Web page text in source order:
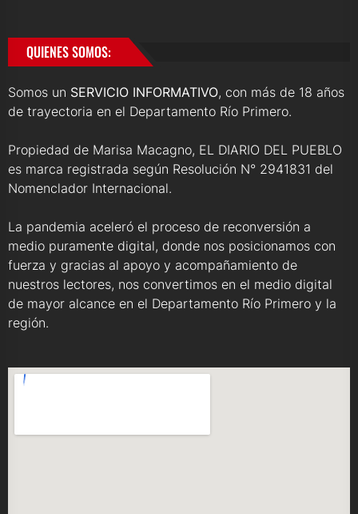
QUIENES SOMOS:
Somos un SERVICIO INFORMATIVO, con más de 18 años
de trayectoria en el Departamento Río Primero.
Propiedad de Marisa Macagno, EL DIARIO DEL PUEBLO
es marca registrada según Resolución N° 2941831 del
Nomenclador Internacional.
La pandemia aceleró el proceso de reconversión a
medio puramente digital, donde nos posicionamos con
fuerza y gracias al apoyo y acompañamiento de
nuestros lectores, nos convertimos en el medio digital
de mayor alcance en el Departamento Río Primero y la
región.